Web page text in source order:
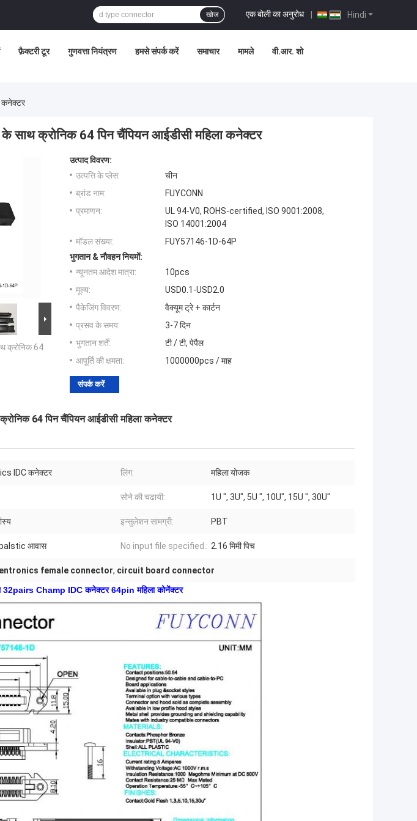
Hindi
एक बोली का अनुरोध |
खोज
फ़ैक्टरी टूर गुणवत्ता नियंत्रण हमसे संपर्क करें समाचार मामले वी.आर. शो
कनेक्टर
साथ क्रोनिक 64 पिन चैंपियन आईडीसी महिला कनेक्टर
क्रोनिक 64
उत्पाद विवरण:
उत्पत्ति के प्लेस:
चीन
ब्रांड नाम:
FUYCONN
प्रमाणन:
UL 94-V0, ROHS-certified, ISO 9001:2008,
ISO 14001:2004
मॉडल संख्या:
FUY57146-1D-64P
भुगतान & नौवहन नियमों:
न्यूनतम आदेश मात्रा:
10pcs
मूल्य:
USD0.1-USD2.0
पैकेजिंग विवरण:
वैक्यूम ट्रे + कार्टन
प्रसव के समय:
3-7 दिन
भुगतान शर्तें:
टी / टी, पेपैल
आपूर्ति की क्षमता:
1000000pcs / माह
संपर्क करें
64 पिन चैंपियन आईडीसी महिला कनेक्टर
IDC कनेक्टर लिंग: महिला योजक
सोने की चढायी: 1U ", 3U", 5U ", 10U", 15U ", 30U"
इन्सुलेशन सामग्री: PBT
palstic आवास No input file specified.: 2.16 मिमी पिच
female connector, circuit board connector
32pairs Champ IDC कनेक्टर 64pin महिला कोनेंक्टर